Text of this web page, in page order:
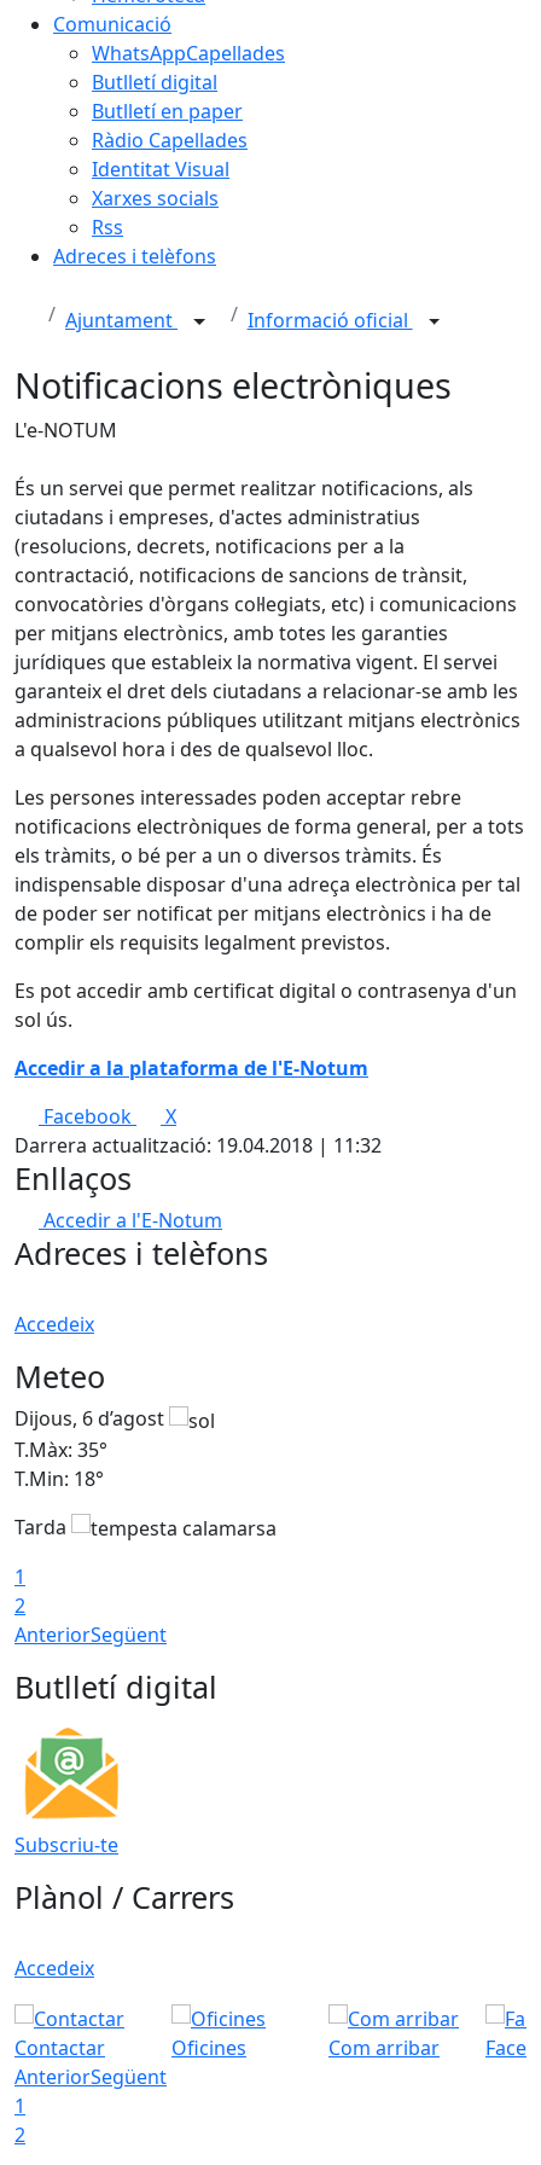
Comunicació
WhatsAppCapellades
Butlletí digital
Butlletí en paper
Ràdio Capellades
Identitat Visual
Xarxes socials
Rss
Adreces i telèfons
Ajuntament Informació oficial
Notificacions electròniques
L'e-NOTUM
És un servei que permet realitzar notificacions, als
ciutadans i empreses, d'actes administratius
(resolucions, decrets, notificacions per a la
contractació, notificacions de sancions de trànsit,
convocatòries d'òrgans col·legiats, etc) i comunicacions
per mitjans electrònics, amb totes les garanties
jurídiques que estableix la normativa vigent. El servei
garanteix el dret dels ciutadans a relacionar-se amb les
administracions públiques utilitzant mitjans electrònics
a qualsevol hora i des de qualsevol lloc.
Les persones interessades poden acceptar rebre
notificacions electròniques de forma general, per a tots
els tràmits, o bé per a un o diversos tràmits. És
indispensable disposar d'una adreça electrònica per tal
de poder ser notificat per mitjans electrònics i ha de
complir els requisits legalment previstos.
Es pot accedir amb certificat digital o contrasenya d'un
sol ús.
Accedir a la plataforma de l'E-Notum
Facebook
X
Darrera actualització: 19.04.2018 | 11:32
Enllaços
Accedir a l'E-Notum
Adreces i telèfons
Accedeix
Meteo
Dijous, 6 d’agost
T.Màx: 35°
T.Min: 18°
Tarda
1
2
AnteriorSegüent
Butlletí digital
Subscriu-te
Plànol / Carrers
Accedeix
Contactar Oficines Com arribar
AnteriorSegüent
1
2